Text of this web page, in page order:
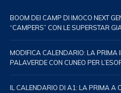
BOOM DEI CAMP DI IMOCO NEXT
“CAMPERS” CON LE SUPERSTAR
MODIFICA CALENDARIO: LA PRIMA
PALAVERDE CON CUNEO PER
IL CALENDARIO DI A1: LA PRIMA A